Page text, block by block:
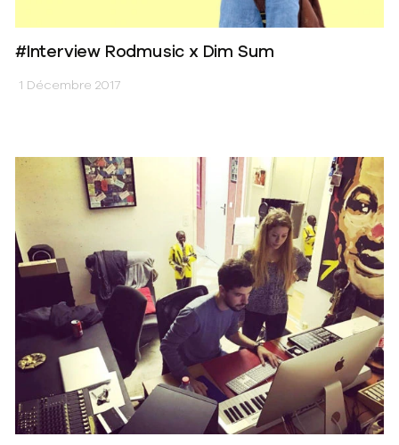
#Interview Rodmusic x Dim Sum
1 Décembre 2017